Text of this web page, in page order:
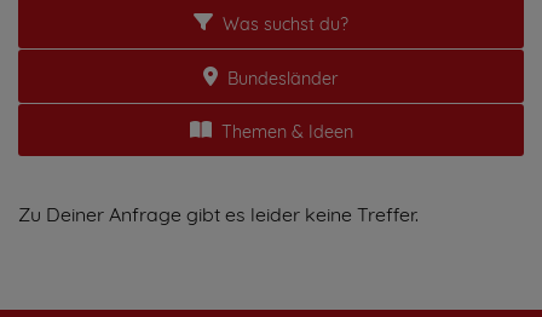
Was suchst du?
Bundesländer
Themen & Ideen
Zu Deiner Anfrage gibt es leider keine Treffer.